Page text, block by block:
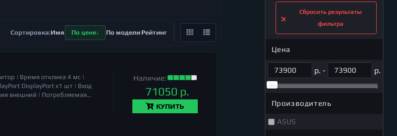
Имя По цене По модели Рейтинг
Наличие:
71050 р.
КУПИТЬ
| Время отклика 4 мс |
DisplayPort x1 шт | Вход
внешний | Потребляемая
Сбросить результаты
фильтра
Цена
р. - р.
Производитель
ASUS